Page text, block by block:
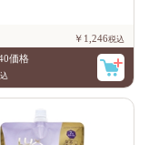
￥1,246
価格